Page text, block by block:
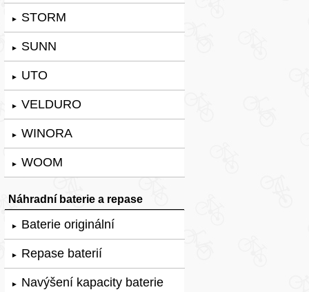
► STORM
► SUNN
► UTO
► VELDURO
► WINORA
► WOOM
Náhradní baterie a repase
► Baterie originální
► Repase baterií
► Navýšení kapacity baterie